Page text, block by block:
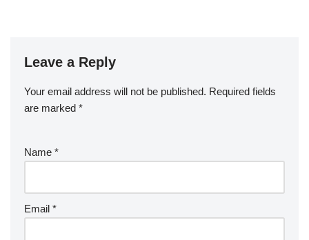
Leave a Reply
Your email address will not be published. Required fields
are marked *
Name *
Email *